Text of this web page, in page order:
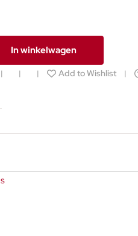
In winkelwagen
Add to Wishlist